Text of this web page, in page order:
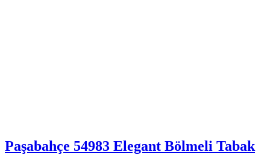
Paşabahçe 54983 Elegant Bölmeli Tabak